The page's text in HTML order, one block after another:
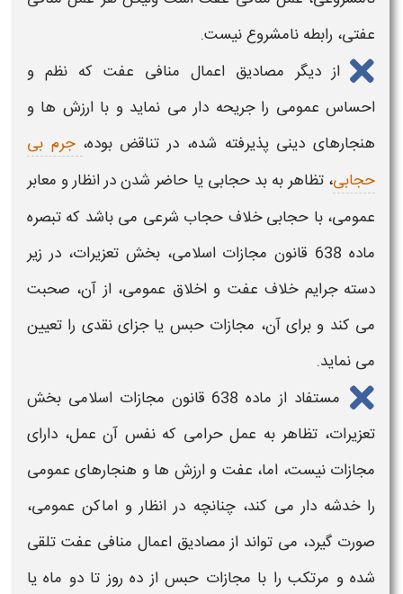
عفتی، رابطه نامشروع نیست.
از دیگر مصادیق اعمال منافی عفت که نظم و
احساس عمومی را جریحه دار می نماید و با ارزش ها و
هنجارهای دینی پذیرفته شده، در تناقض بوده، جرم بی
حجابی، تظاهر به بد حجابی یا حاضر شدن در انظار و معابر
عمومی، با حجابی خلاف حجاب شرعی می باشد که تبصره
ماده 638 قانون مجازات اسلامی، بخش تعزیرات، در زیر
دسته جرایم خلاف عفت و اخلاق عمومی، از آن، صحبت
می کند و برای آن، مجازات حبس یا جزای نقدی را تعیین
می نماید.
مستفاد از ماده 638 قانون مجازات اسلامی بخش
تعزیرات، تظاهر به عمل حرامی که نفس آن عمل، دارای
مجازات نیست، اما، عفت و ارزش ها و هنجارهای عمومی
را خدشه دار می کند، چنانچه در انظار و اماکن عمومی،
صورت گیرد، می تواند از مصادیقاعمال منافی عفت تلقی
شده و مرتکب را با مجازات حبس از ده روز تا دو ماه یا